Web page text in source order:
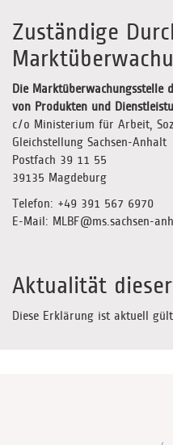
Zuständige
Die
von Produkten und
c/o Ministerium für Arbeit,
Gleichstellung Sachsen-Anhalt
Postfach 39 11 55
39135 Magdeburg
Telefon: +49 391 567 6970
E-Mail: MLBF@ms.sachsen-
Aktualität
Diese Erklärung ist aktuell